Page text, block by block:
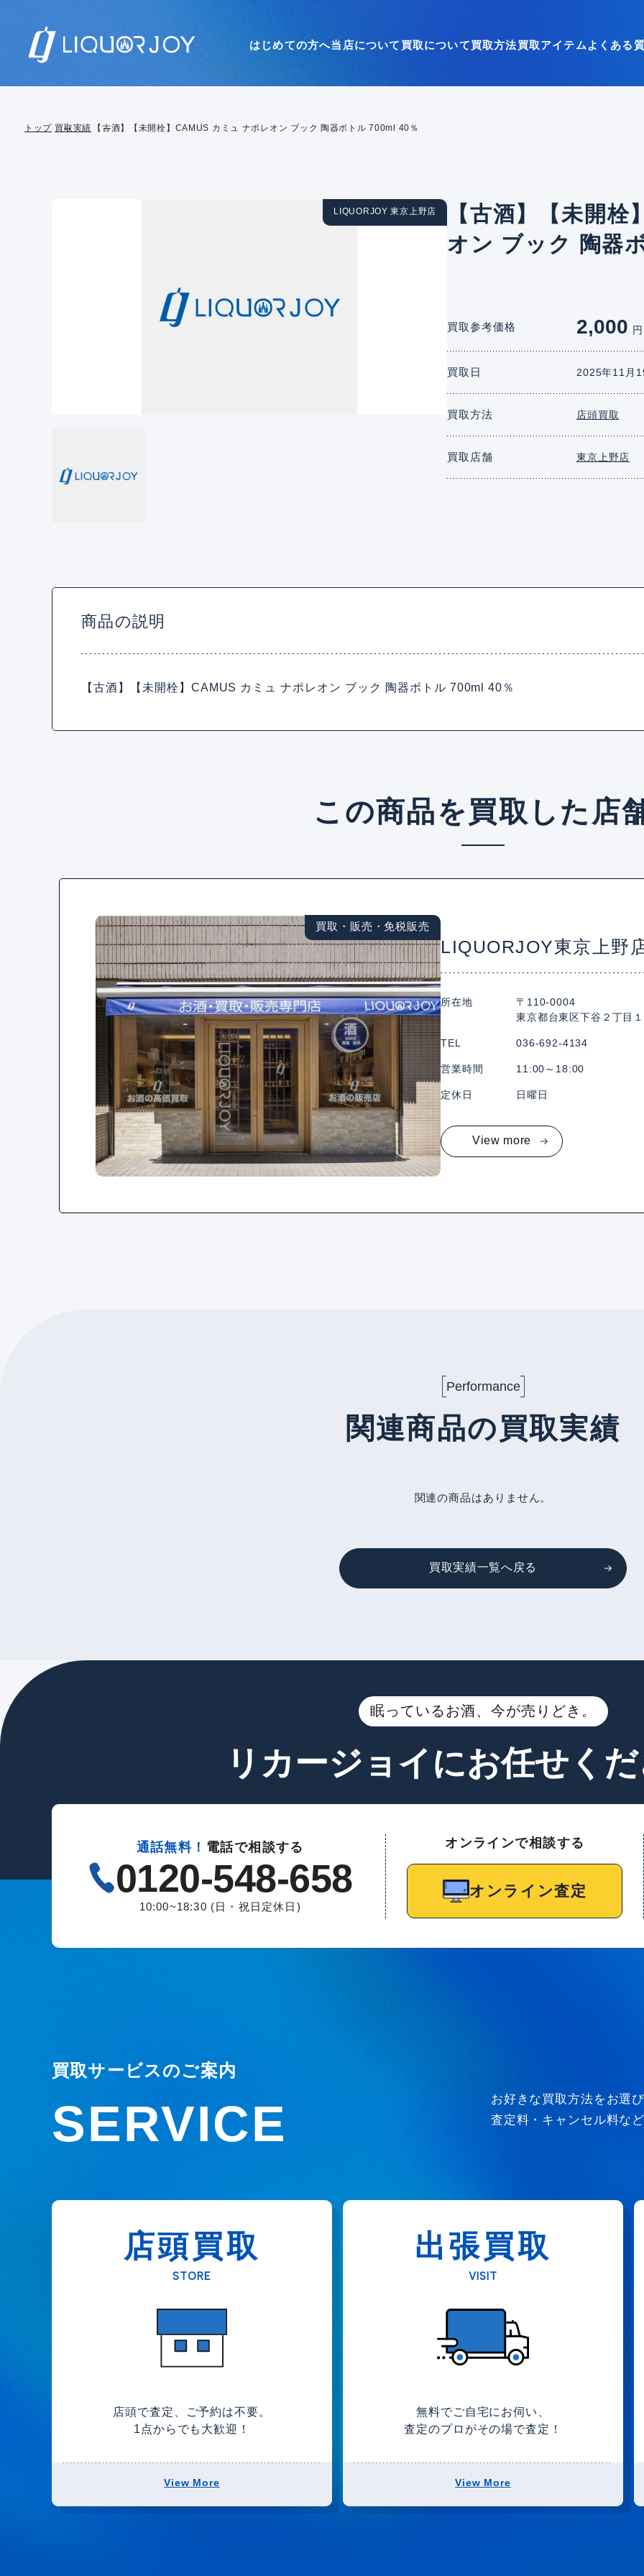
はじめての方へ当店について 買取について買取方法買取アイテム よくある
トップ 買取実績 【古酒】【未開栓】CAMUS カミュ ナポレオン ブック 陶器ボトル 700ml 40％
LIQUORJOY 東京上野店
【古酒】【未開
オン ブック 陶器
買取参考価格 2,000
買取日 2025年11月
買取方法 店頭買取
買取店舗 東京上野店
商品の説明
【古酒】【未開栓】CAMUS カミュ ナポレオン ブック 陶器ボトル 700ml 40％
この商品を買取した店
買取・販売・免税販売
LIQUORJOY東京上野
所在地
〒110-0004
東京都台東区下谷２丁目
TEL 036-692-4134
営業時間 11:00～18:00
定休日 日曜日
View more
Performance
関連商品の買取実績
関連の商品はありません。
買取実績一覧へ戻る
眠っているお酒、今が売りどき。
リカージョイにお任せく
通話無料！ 電話で相談する
0120-548-658
10:00~18:30 (日・祝日定休日)
オンラインで相談する
オンライン査定
買取サービスのご案内
SERVICE
お好きな買取方法をお選
査定料・キャンセル料な
店頭買取
STORE
店頭で査定、ご予約は不要。
1点からでも大歓迎！
View More
出張買取
VISIT
無料でご自宅にお伺い、
査定のプロがその場で査定！
View More